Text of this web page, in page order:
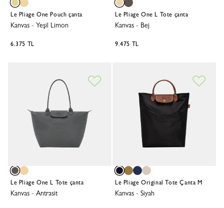
Le Pliage One Pouch çanta
Kanvas - Yeşil Limon
6.375 TL
Le Pliage One L Tote çanta
Kanvas - Bej
9.475 TL
Le Pliage One L Tote çanta
Kanvas - Antrasit
Le Pliage Original Tote Çanta M
Kanvas - Siyah